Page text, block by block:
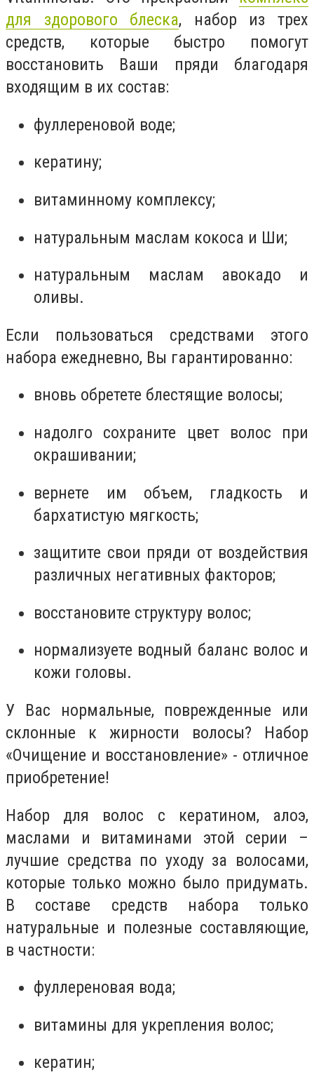
для здорового блеска, набор из трех
средств, которые быстро помогут
восстановить Ваши пряди благодаря
входящим в их состав:
фуллереновой воде;
кератину;
витаминному комплексу;
натуральным маслам кокоса и Ши;
натуральным маслам авокадо и
оливы.
Если пользоваться средствами этого
набора ежедневно, Вы гарантированно:
вновь обретете блестящие волосы;
надолго сохраните цвет волос при
окрашивании;
вернете им объем, гладкость и
бархатистую мягкость;
защитите свои пряди от воздействия
различных негативных факторов;
восстановите структуру волос;
нормализуете водный баланс волос и
кожи головы.
У Вас нормальные, поврежденные или
склонные к жирности волосы? Набор
«Очищение и восстановление» - отличное
приобретение!
Набор для волос с кератином, алоэ,
маслами и витаминами этой серии –
лучшие средства по уходу за волосами,
которые только можно было придумать.
В составе средств набора только
натуральные и полезные составляющие,
в частности:
фуллереновая вода;
витамины для укрепления волос;
кератин;